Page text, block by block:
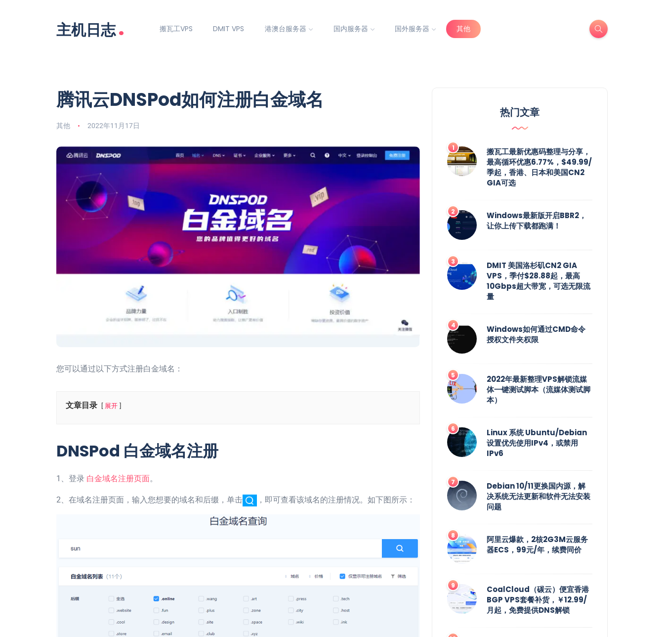
主机日志. 搬瓦工VPS DMIT VPS 港澳台服务器 国内服务器 国外服务器 其他
腾讯云DNSPod如何注册白金域名
其他 2022年11月17日
您可以通过以下方式注册白金域名：
文章目录 展开
DNSPod 白金域名注册
1、登录 白金域名注册页面。
2、在域名注册页面，输入您想要的域名和后缀，单击 ，即可查看该域名的注册情况。如下图所示：
热门文章
搬瓦工最新优惠码整理与分享，
最高循环优惠6.77%，$49.99/
季起，香港、日本和美国CN2
GIA可选
Windows最新版开启BBR2，
让你上传下载都跑满！
DMIT 美国洛杉矶CN2 GIA
VPS，季付$28.88起，最高
10Gbps超大带宽，可选无限流
量
Windows如何通过CMD命令
授权文件夹权限
2022年最新整理VPS解锁流媒
体一键测试脚本（流媒体测试脚
本）
Linux 系统 Ubuntu/Debian
设置优先使用IPv4，或禁用
IPv6
Debian 10/11更换国内源，解
决系统无法更新和软件无法安装
问题
阿里云爆款，2核2G3M云服务
器ECS，99元/年，续费同价
CoalCloud（碳云）便宜香港
BGP VPS套餐补货，￥12.99/
月起，免费提供DNS解锁